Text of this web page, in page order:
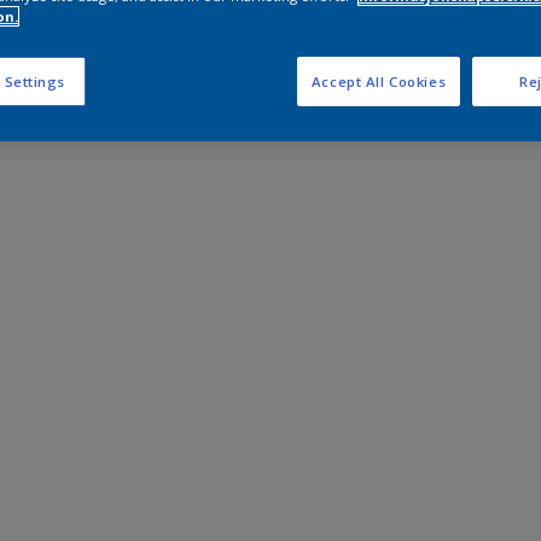
Settings Accept All Cookies